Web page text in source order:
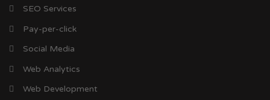
SEO Services
Pay-per-click
Social Media
Web Analytics
Web Development